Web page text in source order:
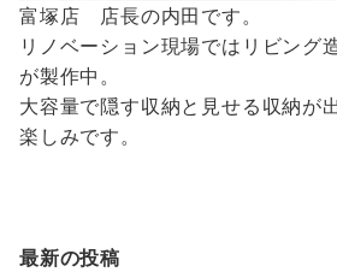
富塚店 店長の内田です。
リノベーション現場ではリビング
が製作中。
大容量で隠す収納と見せる収納が
楽しみです。
最新の投稿